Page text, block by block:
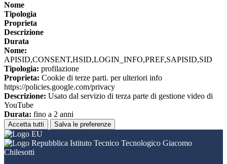
Nome
Tipologia
Proprieta
Descrizione
Durata
Nome:
APISID,CONSENT,HSID,LOGIN_INFO,PREF,SAPISID,SID
Tipologia: profilazione
Proprieta: Cookie di terze parti. per ulteriori info
https://policies.google.com/privacy
Descrizione: Usato dal servizio di terza parte di gestione video di
YouTube
Durata: fino a 2 anni
Accetta tutti Salva le preferenze
Istituto Tecnico Tecnologico Giacomo
Chilesotti